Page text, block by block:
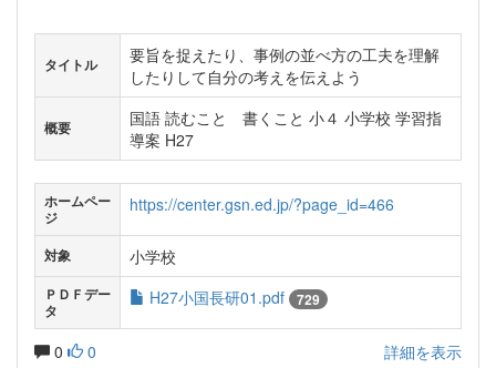
タイトル
要旨を捉えたり、事例の並べ方の工夫を理解
したりして自分の考えを伝えよう
概要
国語 読むこと 書くこと 小４ 小学校 学習指
導案 H27
ホームペー
ジ
https://center.gsn.ed.jp/?page_id=466
対象 小学校
ＰＤＦデー
タ
H27小国長研01.pdf 729
0 0 詳細を表示